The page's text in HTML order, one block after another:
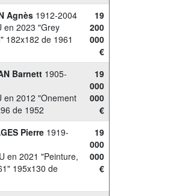
Agnès 1912-2004
en 2023 "Grey
182x182 de 1961
19
200
000
€
Barnett 1905-
en 2012 "Onement
de 1952
19
000
000
€
Pierre 1919-
en 2021 "Peinture,
195x130 de
19
000
000
€